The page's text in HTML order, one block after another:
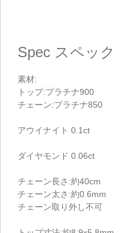
Spec スペック
素材:
トップ:プラチナ900
チェーン:プラチナ850
アウイナイト 0.1ct
ダイヤモンド 0.06ct
チェーン長さ:約40cm
チェーン太さ:約0.6mm
チェーン取り外し不可